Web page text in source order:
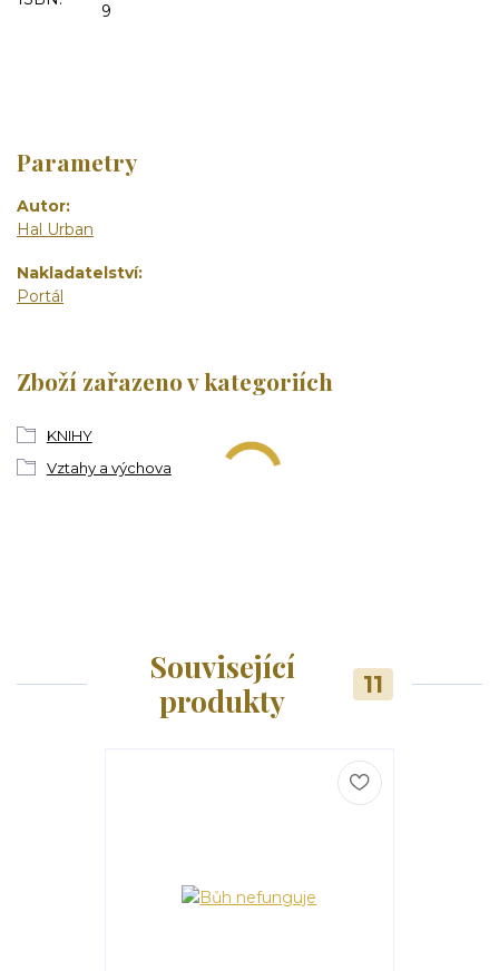
9
Parametry
Autor
Hal Urban
Nakladatelství
Portál
Zboží zařazeno v kategoriích
KNIHY
Vztahy a výchova
Související
produkty
11